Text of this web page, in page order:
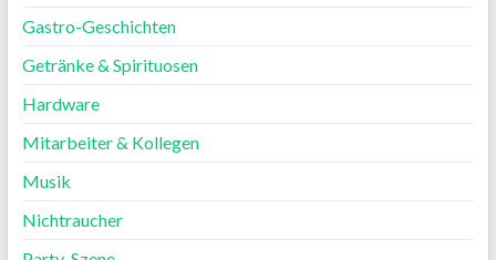
Gastro-Geschichten
Getränke & Spirituosen
Hardware
Mitarbeiter & Kollegen
Musik
Nichtraucher